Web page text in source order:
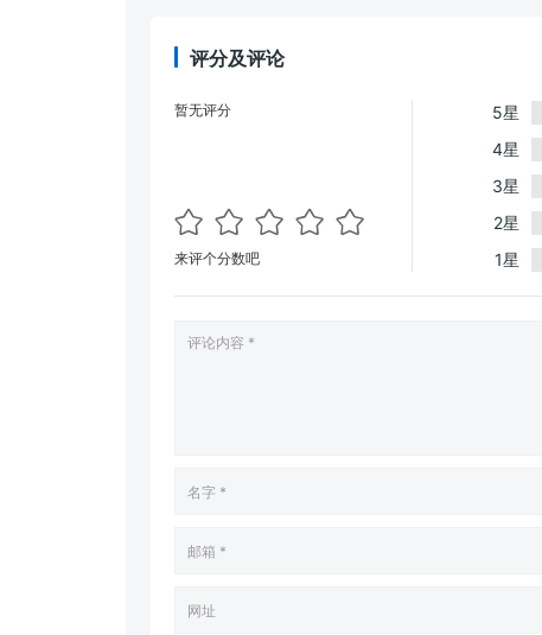
评分及评论
暂无评分
来评个分数吧
5星
4星
3星
2星
1星